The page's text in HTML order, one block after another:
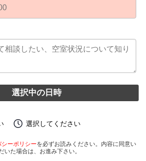
選択中の日時
選択してください
シーポリシーを必ずお読みください。内容に同意い
いた場合は、お進み下さい。